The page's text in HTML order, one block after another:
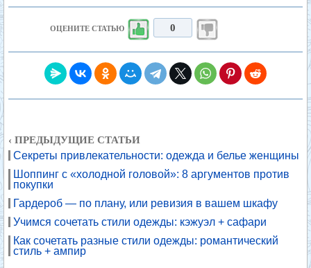
ОЦЕНИТЕ СТАТЬЮ 0
‹ ПРЕДЫДУЩИЕ СТАТЬИ
Секреты привлекательности: одежда и белье женщины
Шоппинг с «холодной головой»: 8 аргументов против
покупки
Гардероб — по плану, или ревизия в вашем шкафу
Учимся сочетать стили одежды: кэжуэл + сафари
Как сочетать разные стили одежды: романтический
стиль + ампир